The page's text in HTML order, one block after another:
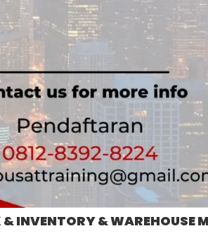
INVENTORY & WAREHOUSE